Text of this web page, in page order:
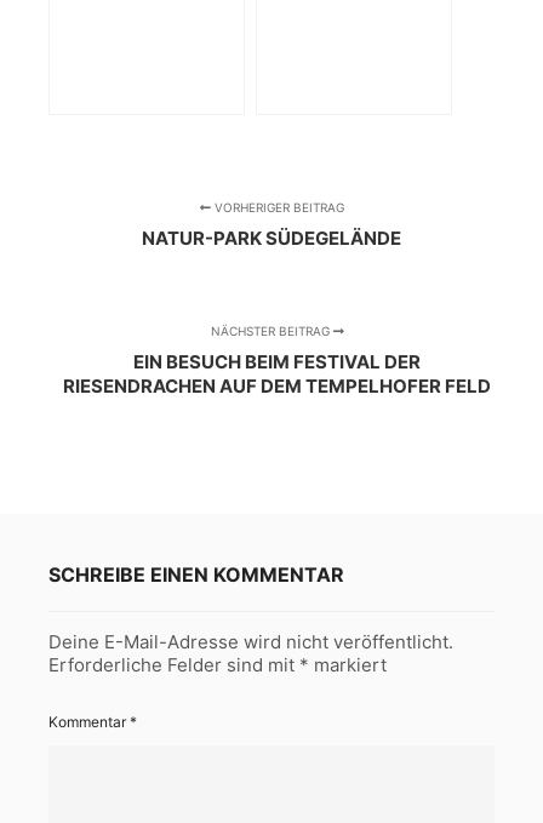
VORHERIGER BEITRAG
NATUR-PARK SÜDEGELÄNDE
NÄCHSTER BEITRAG
EIN BESUCH BEIM FESTIVAL DER
RIESENDRACHEN AUF DEM TEMPELHOFER FELD
SCHREIBE EINEN KOMMENTAR
Deine E-Mail-Adresse wird nicht veröffentlicht.
Erforderliche Felder sind mit * markiert
Kommentar*